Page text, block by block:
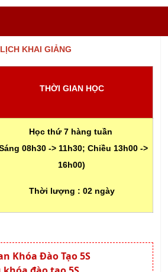
THỜI GIAN HỌC
16h00)
Khóa Đào Tạo 5S
khóa đào tạo 5S
của khóa học 5S
đào tạo của khóa học 5S